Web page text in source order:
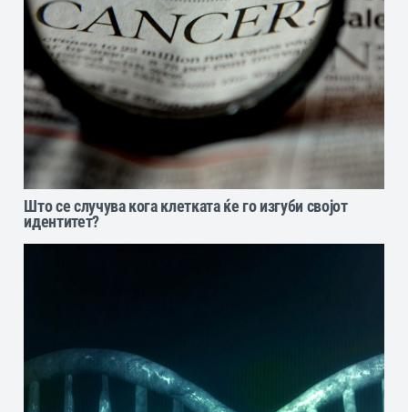
Што се случува кога клетката ќе го изгуби својот
идентитет?